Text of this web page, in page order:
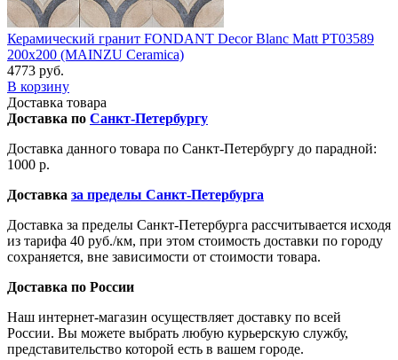
Керамический гранит FONDANT Decor Blanc Matt PT03589
200x200 (MAINZU Ceramica)
4773 руб.
В корзину
Доставка товара
Доставка по Санкт-Петербургу
Доставка данного товара по Санкт-Петербургу до парадной:
1000 р.
Доставка за пределы Санкт-Петербурга
Доставка за пределы Санкт-Петербурга рассчитывается исходя
из тарифа 40 руб./км, при этом стоимость доставки по городу
сохраняется, вне зависимости от стоимости товара.
Доставка по России
Наш интернет-магазин осуществляет доставку по всей
России. Вы можете выбрать любую курьерскую службу,
представительство которой есть в вашем городе.